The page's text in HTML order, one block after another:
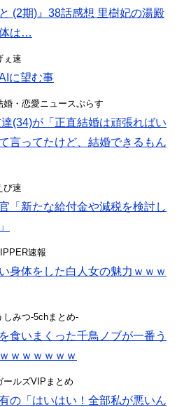
(2期)』38話感想 里樹妃の湯殿
は…
ぇ速
に望む事
婚・恋愛ニュースぷらす
達(34)が「正直結婚は頑張ればい
言ってたけど、結婚できるもん
び速
「新たな給付金や減税を検討し
速報
身体をした白人女の魅力ｗｗｗ
しみつ-5chまとめ-
食いまくった千鳥ノブが一番う
ｗｗｗｗｗｗ
ールズVIPまとめ
の「はいはい！全部私が悪いん